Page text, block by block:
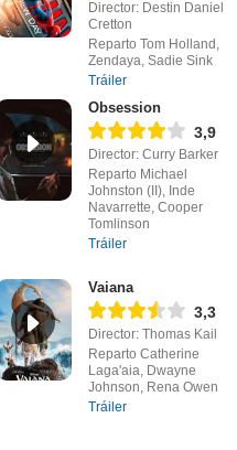
Director: Destin Daniel
Cretton
Reparto Tom Holland,
Zendaya, Sadie Sink
Tráiler
Obsession
3,9
Director: Curry Barker
Reparto Michael
Johnston (II), Inde
Navarrette, Cooper
Tomlinson
Tráiler
Vaiana
3,3
Director: Thomas Kail
Reparto Catherine
Laga'aia, Dwayne
Johnson, Rena Owen
Tráiler